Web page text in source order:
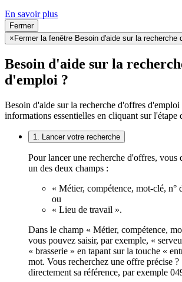
En savoir plus
Fermer
× Fermer la fenêtre Besoin d'aide sur la recherche
Besoin d'aide sur la
d'emploi ?
Besoin d'aide sur la recherche d'offres d'emploi
informations essentielles en cliquant sur l'étape
1. Lancer votre recherche
Pour lancer une recherche d'offres, vous
un des deux champs :
« Métier, compétence, mot-clé, n°
ou
« Lieu de travail ».
Dans le champ « Métier, compétence,
vous pouvez saisir, par exemple, «
« brasserie » en tapant sur la touche «
mot. Vous recherchez une offre précise ?
directement sa référence, par exemple